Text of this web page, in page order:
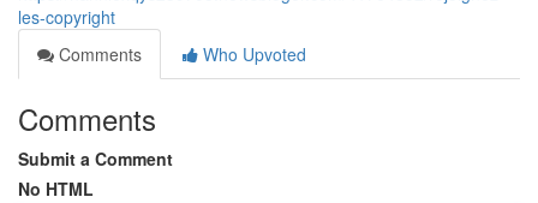
les-copyright
Comments
Who Upvoted
Comments
Submit a Comment
No HTML